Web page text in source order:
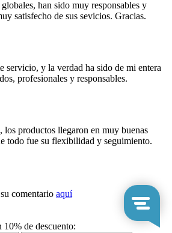
han sido muy responsables y
satisfecho de sus sevicios. Gracias.
servicio, y la verdad ha sido de mi entera
profesionales y responsables.
los productos llegaron en muy buenas
todo fue su flexibilidad y seguimiento.
comentario aquí
10% de descuento: